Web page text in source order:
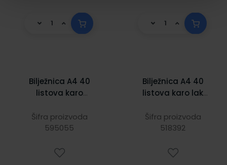
Bilježnica A4 40
listova karo
Šifra proizvoda
595055
Bilježnica A4 40
listova karo lak
Šifra proizvoda
518392